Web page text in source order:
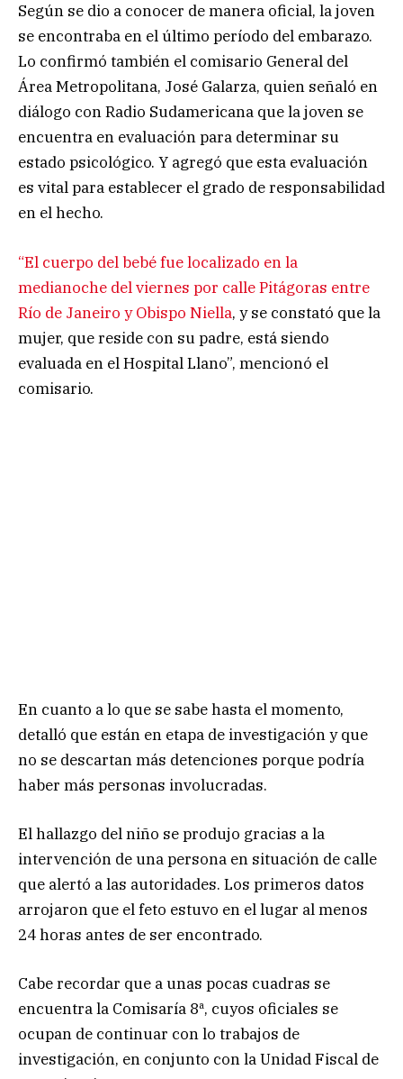
Según se dio a conocer de manera oficial, la joven
se encontraba en el último período del embarazo.
Lo confirmó también el comisario General del
Área Metropolitana, José Galarza, quien señaló en
diálogo con Radio Sudamericana que la joven se
encuentra en evaluación para determinar su
estado psicológico. Y agregó que esta evaluación
es vital para establecer el grado de responsabilidad
en el hecho.
“El cuerpo del bebé fue localizado en la
medianoche del viernes por calle Pitágoras entre
Río de Janeiro y Obispo Niella, y se constató que la
mujer, que reside con su padre, está siendo
evaluada en el Hospital Llano”, mencionó el
comisario.
En cuanto a lo que se sabe hasta el momento,
detalló que están en etapa de investigación y que
no se descartan más detenciones porque podría
haber más personas involucradas.
El hallazgo del niño se produjo gracias a la
intervención de una persona en situación de calle
que alertó a las autoridades. Los primeros datos
arrojaron que el feto estuvo en el lugar al menos
24 horas antes de ser encontrado.
Cabe recordar que a unas pocas cuadras se
encuentra la Comisaría 8ª, cuyos oficiales se
ocupan de continuar con lo trabajos de
investigación, en conjunto con la Unidad Fiscal de